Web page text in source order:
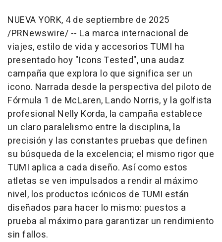
NUEVA YORK, 4 de septiembre de 2025
/PRNewswire/ -- La marca internacional de
viajes, estilo de vida y accesorios TUMI ha
presentado hoy "Icons Tested", una audaz
campaña que explora lo que significa ser un
icono. Narrada desde la perspectiva del piloto de
Fórmula 1 de McLaren, Lando Norris, y la golfista
profesional Nelly Korda, la campaña establece
un claro paralelismo entre la disciplina, la
precisión y las constantes pruebas que definen
su búsqueda de la excelencia; el mismo rigor que
TUMI aplica a cada diseño. Así como estos
atletas se ven impulsados a rendir al máximo
nivel, los productos icónicos de TUMI están
diseñados para hacer lo mismo: puestos a
prueba al máximo para garantizar un rendimiento
sin fallos.